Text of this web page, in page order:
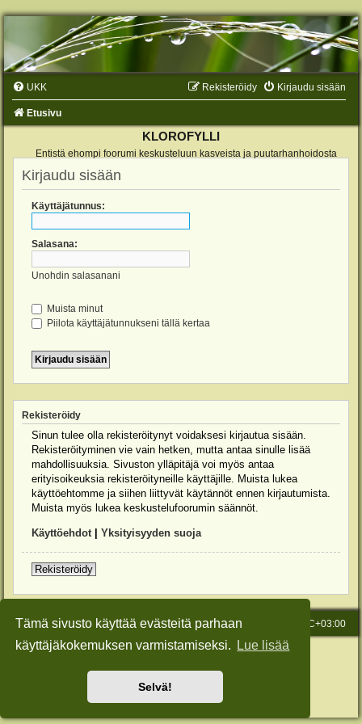
Tämä sivusto käyttää evästeitä parhaan
käyttäjäkokemuksen varmistamiseksi.
Lue lisää
Selvä!
UKK Kirjaudu sisään
Rekisteröidy
Etusivu
KLOROFYLLI
Entistä ehompi foorumi keskusteluun kasveista ja puutarhanhoidosta
Kirjaudu sisään
Käyttäjätunnus:
Salasana:
Unohdin salasanani
Muista minut
Piilota käyttäjätunnukseni tällä kertaa
Rekisteröidy
Sinun tulee olla rekisteröitynyt voidaksesi kirjautua sisään.
Rekisteröityminen vie vain hetken, mutta antaa sinulle lisää
mahdollisuuksia. Sivuston ylläpitäjä voi myös antaa
erityisoikeuksia rekisteröityneille käyttäjille. Muista lukea
käyttöehtomme ja siihen liittyvät käytännöt ennen kirjautumista.
Muista myös lukea keskustelufoorumin säännöt.
Käyttöehdot| Yksityisyyden suoja
Rekisteröidy
Etusivu Kaikki ajat ovat UTC+03:00
Viesti Ylläpidolle
Keskustelufoorumin ohjelmistophpBB® Forum Software © phpBB Limited